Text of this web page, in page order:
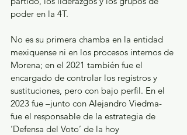
poder en la 4T.
No es su primera chamba en la entidad
mexiquense ni en los procesos internos de
Morena; en el 2021 también fue el
encargado de controlar los registros y
sustituciones, pero con bajo perfil. En el
2023 fue –junto con Alejandro Viedma-
fue el responsable de la estrategia de
‘Defensa del Voto’ de la hoy